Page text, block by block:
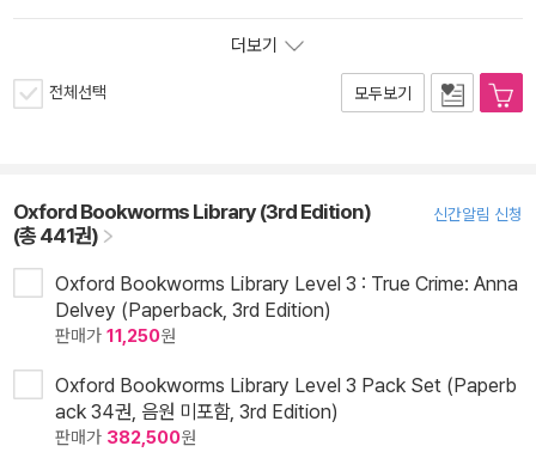
더보기
전체선택 모두보기
Oxford Bookworms Library (3rd Edition)
(총 441권)
신간알림 신청
Oxford Bookworms Library Level 3 : True Crime: Anna
Delvey (Paperback, 3rd Edition)
판매가 11,250원
Oxford Bookworms Library Level 3 Pack Set (Paperb
ack 34권, 음원 미포함, 3rd Edition)
판매가 382,500원